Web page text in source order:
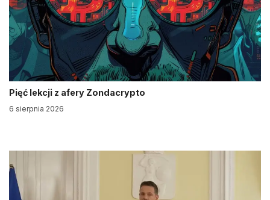
Pięć lekcji z afery Zondacrypto
6 sierpnia 2026